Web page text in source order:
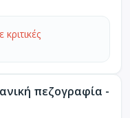
πεζογραφία -